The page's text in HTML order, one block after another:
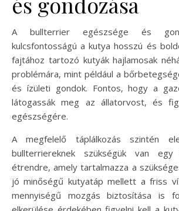
A bullterrier egészsége és
kulcsfontosságú a kutya hosszú és
fajtához tartozó kutyák hajlamosak
problémára, mint például a
és ízületi gondok. Fontos, hogy a
látogassák meg az állatorvost, és
egészségére.
A megfelelő táplálkozás szintén
bullterriereknek szükségük van egy
étrendre, amely tartalmazza a
jó minőségű kutyatáp mellett a friss
mennyiségű mozgás biztosítása is